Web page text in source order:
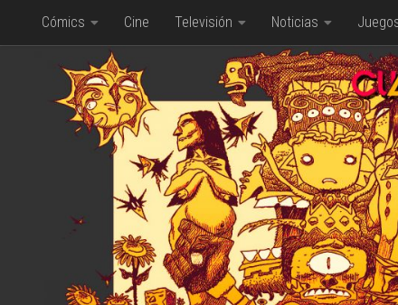
Saltar al contenido
Cómics Cine Televisión Noticias